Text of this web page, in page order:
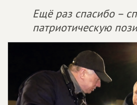
Ещё раз спасибо –
патриотическую